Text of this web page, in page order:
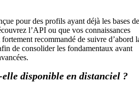
pour des profils ayant déjà les bases de
l’API ou que vos connaissances
recommandé de suivre d’abord
de consolider les fondamentaux avant
disponible en distanciel ?